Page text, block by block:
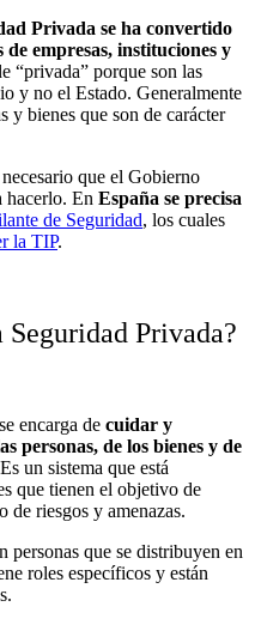
Privada se ha convertido
empresas, instituciones y
“privada” porque son las
y no el Estado. Generalmente
y bienes que son de carácter
que el Gobierno
hacerlo. En España se precisa
de Seguridad, los cuales
la TIP.
Seguridad Privada?
se encarga de cuidar y
personas, de los bienes y de
un sistema que está
que tienen el objetivo de
riesgos y amenazas.
personas que se distribuyen en
roles específicos y están